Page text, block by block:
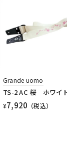
Grande uomo
TS-2 AC 桜 ホワイ
¥7,920 （税込）